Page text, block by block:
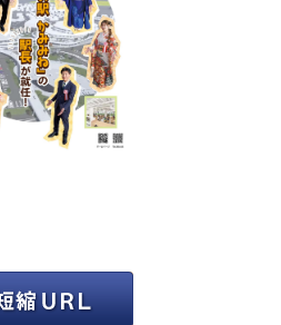
エリア
佐賀ワード